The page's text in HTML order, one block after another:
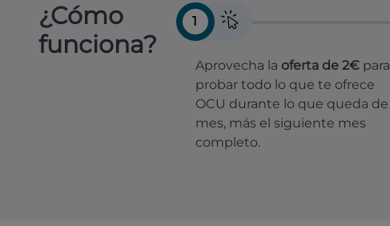
¿Cómo
funciona?
1
Aprovecha la oferta de 2€ para
probar todo lo que te ofrece
OCU durante lo que queda de
mes, más el siguiente mes
completo.